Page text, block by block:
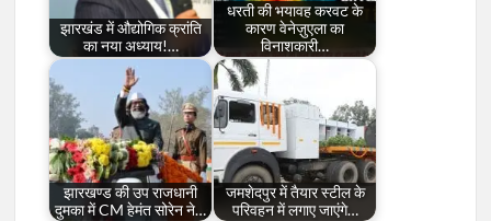
झारखंड में औद्योगिक क्रांति
का नया अध्याय!…
धरती की भयावह करवट के
कारण वेनेज़ुएला का
विनाशकारी…
झारखण्ड की उप राजधानी
दुमका में CM हेमंत सोरेन ने…
जमशेदपुर में तैयार स्टील के
परिवहन में लगाए जाएंगे…